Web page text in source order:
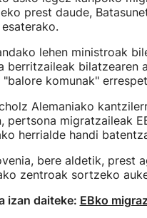
prest daude,
lehen ministroak
berritzaileak bilatzearen
"balore komunak"
Alemaniako
pertsona migratzaileak
herrialde handi
bere aldetik, prest
zentroak sortzeko
izan daiteke: EBko